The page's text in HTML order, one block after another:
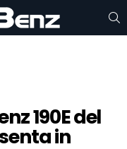
190E del
in